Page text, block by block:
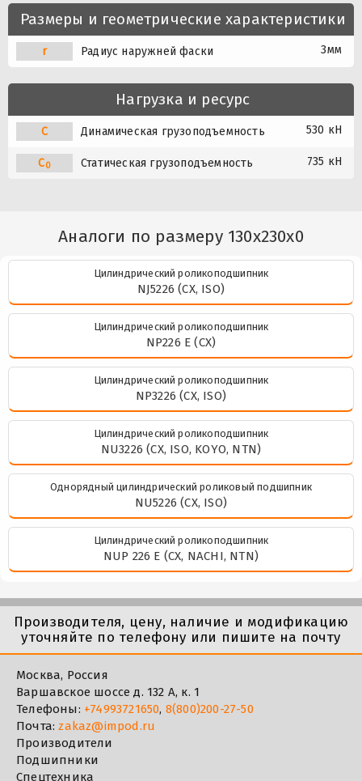
Размеры и геометрические характеристики
r Радиус наружней фаски 3мм
Нагрузка и ресурс
C Динамическая грузоподъемность 530 кН
C0 Статическая грузоподъемность 735 кН
Аналоги по размеру 130x230x0
Цилиндрический роликоподшипник
NJ5226 (CX, ISO)
Цилиндрический роликоподшипник
NP226 E (CX)
Цилиндрический роликоподшипник
NP3226 (CX, ISO)
Цилиндрический роликоподшипник
NU3226 (CX, ISO, KOYO, NTN)
Однорядный цилиндрический роликовый подшипник
NU5226 (CX, ISO)
Цилиндрический роликоподшипник
NUP 226 E (CX, NACHI, NTN)
Производителя, цену, наличие и модификацию
уточняйте по телефону или пишите на почту
Москва, Россия
Варшавское шоссе д. 132 А, к. 1
Телефоны: +74993721650, 8(800)200-27-50
Почта:zakaz@impod.ru
Производители
Подшипники
Спецтехника